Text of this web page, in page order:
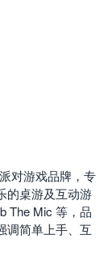
对游戏品牌，专
的桌游及互动游
The Mic 等，品
调简单上手、互